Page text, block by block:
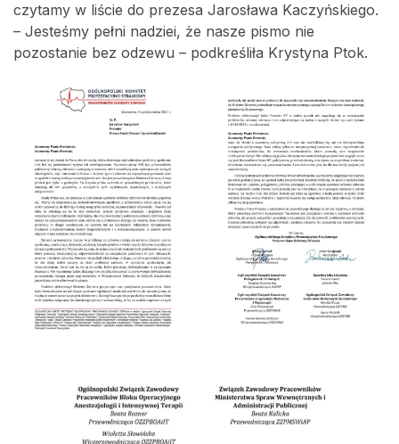
czytamy w liście do prezesa Jarosława Kaczyńskiego.
– Jesteśmy pełni nadziei, że nasze pismo nie
pozostanie bez odzewu – podkreśliła Krystyna Ptok.